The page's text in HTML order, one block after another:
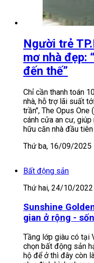
Người trẻ
mơ nhà đẹp:
đến thế”
Chỉ cần thanh toán
nhà, hỗ trợ lãi suất
trần", The Opus One
cánh cửa an cư,
hữu căn nhà đầu
Thứ ba, 16/09/2025
Bất động sản
Thứ hai, 24/10/
Sunshine
gian ở rộng -
Tầng lớp giàu có tại
chọn bất động sản
hộ để ở thì đây còn